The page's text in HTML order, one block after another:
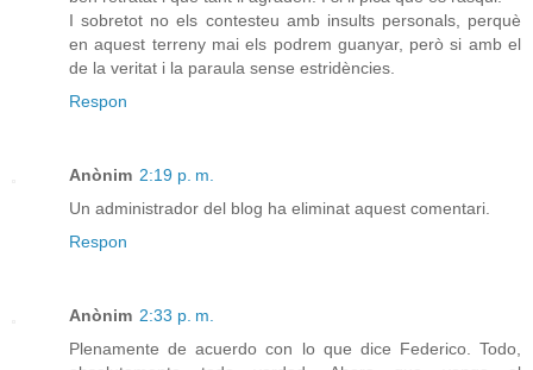
I sobretot no els contesteu amb insults personals, perquè
en aquest terreny mai els podrem guanyar, però si amb el
de la veritat i la paraula sense estridències.
Respon
Anònim 2:19 p. m.
Un administrador del blog ha eliminat aquest comentari.
Respon
Anònim 2:33 p. m.
Plenamente de acuerdo con lo que dice Federico. Todo,